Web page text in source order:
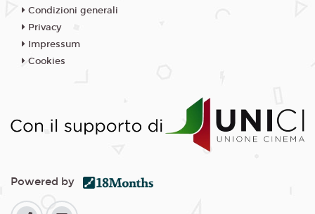
Condizioni generali
Privacy
Impressum
Cookies
Powered by